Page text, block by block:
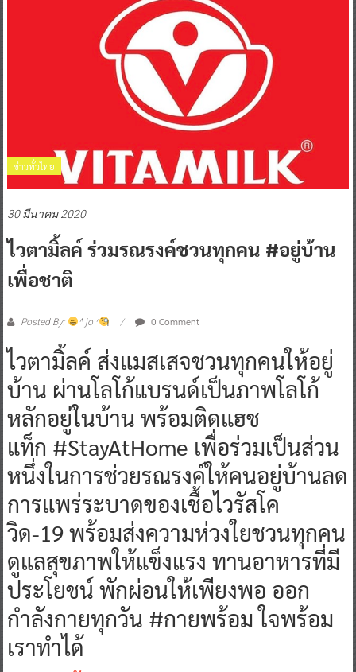
ข่าวทั่วไทย
30 มีนาคม 2020
ไวตามิ้ลค์ ร่วมรณรงค์ชวนทุกคน #อยู่บ้าน
เพื่อชาติ
Posted By: ^ jo ^ 0 Comment
ไวตามิ้ลค์ ส่งแมสเสจชวนทุกคนให้อยู่
บ้าน ผ่านโลโก้แบรนด์เป็นภาพโลโก้
หลักอยู่ในบ้าน พร้อมติดแฮช
แท็ก #StayAtHome เพื่อร่วมเป็นส่วน
หนึ่งในการช่วยรณรงค์ให้คนอยู่บ้านลด
การแพร่ระบาดของเชื้อไวรัสโค
วิด-19 พร้อมส่งความห่วงใยชวนทุกคน
ดูแลสุขภาพให้แข็งแรง ทานอาหารที่มี
ประโยชน์ พักผ่อนให้เพียงพอ ออก
กำลังกายทุกวัน #กายพร้อม ใจพร้อม
เราทำได้